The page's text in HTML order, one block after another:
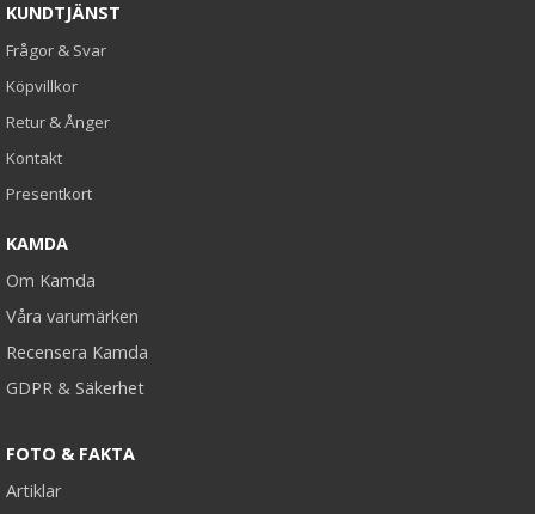
KUNDTJÄNST
Frågor & Svar
Köpvillkor
Retur & Ånger
Kontakt
Presentkort
KAMDA
Om Kamda
Våra varumärken
Recensera Kamda
GDPR & Säkerhet
FOTO & FAKTA
Artiklar